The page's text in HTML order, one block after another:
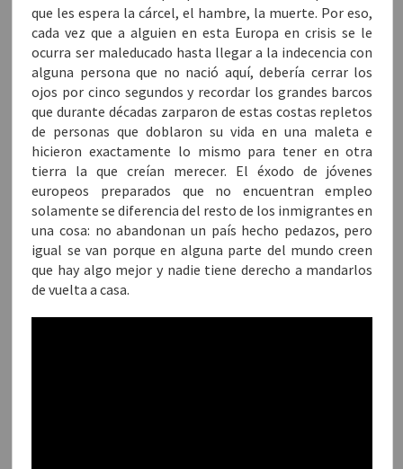
que les espera la cárcel, el hambre, la muerte. Por eso,
cada vez que a alguien en esta Europa en crisis se le
ocurra ser maleducado hasta llegar a la indecencia con
alguna persona que no nació aquí, debería cerrar los
ojos por cinco segundos y recordar los grandes barcos
que durante décadas zarparon de estas costas repletos
de personas que doblaron su vida en una maleta e
hicieron exactamente lo mismo para tener en otra
tierra la que creían merecer. El éxodo de jóvenes
europeos preparados que no encuentran empleo
solamente se diferencia del resto de los inmigrantes en
una cosa: no abandonan un país hecho pedazos, pero
igual se van porque en alguna parte del mundo creen
que hay algo mejor y nadie tiene derecho a mandarlos
de vuelta a casa.